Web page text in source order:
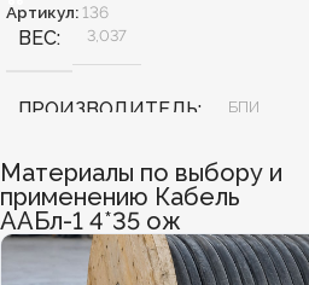
Артикул: 136
ВЕС 3,037
ПРОИЗВОДИТЕЛЬ БПИ
МАТЕРИАЛ ЖИЛЫ Алюминий
БЕЗГАЛОГЕННЫЙ Нет
Материалы по выбору и
применению Кабель
ААБл-1 4*35 ож